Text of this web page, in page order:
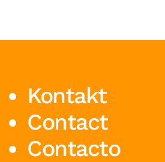
Kontakt
Contact
Contacto